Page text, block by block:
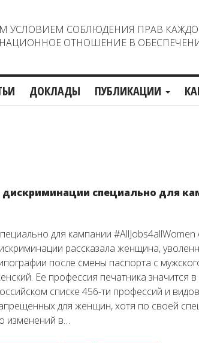
УСЛОВИЕМ СОБЛЮДЕНИЯ ПРАВ
ОТНОШЕНИЕ В
ДОКЛАДЫ ПУБЛИКАЦИИ
специально для
для кампании #AllJobs4allWomen
рассказала женщина,
после смены паспорта с
Ее профессия печатника значится в
списке 456-ти профессий и
для женщин, хотя по своей
изменений в…